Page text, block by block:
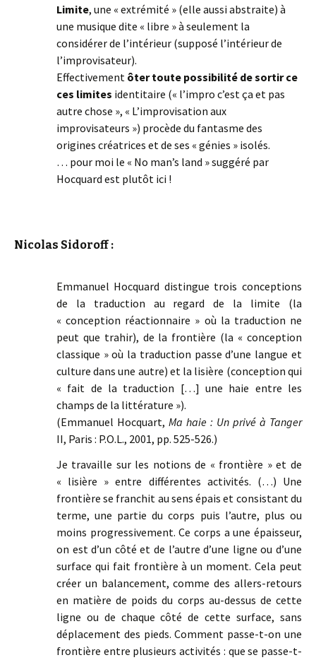
Limite, une « extrémité » (elle aussi abstraite) à
une musique dite « libre » à seulement la
considérer de l’intérieur (supposé l’intérieur de
l’improvisateur).
Effectivement ôter toute possibilité de sortir ce
ces limites identitaire (« l’impro c’est ça et pas
autre chose », « L’improvisation aux
improvisateurs ») procède du fantasme des
origines créatrices et de ses « génies » isolés.
… pour moi le « No man’s land » suggéré par
Hocquard est plutôt ici !
Nicolas Sidoroff :
Emmanuel Hocquard distingue trois conceptions
de la traduction au regard de la limite (la
« conception réactionnaire » où la traduction ne
peut que trahir), de la frontière (la « conception
classique » où la traduction passe d’une langue et
culture dans une autre) et la lisière (conception qui
« fait de la traduction […] une haie entre les
champs de la littérature »).
(Emmanuel Hocquart, Ma haie : Un privé à Tanger
II, Paris : P.O.L., 2001, pp. 525-526.)
Je travaille sur les notions de « frontière » et de
« lisière » entre différentes activités. (…) Une
frontière se franchit au sens épais et consistant du
terme, une partie du corps puis l’autre, plus ou
moins progressivement. Ce corps a une épaisseur,
on est d’un côté et de l’autre d’une ligne ou d’une
surface qui fait frontière à un moment. Cela peut
créer un balancement, comme des allers-retours
en matière de poids du corps au-dessus de cette
ligne ou de chaque côté de cette surface, sans
déplacement des pieds. Comment passe-t-on une
frontière entre plusieurs activités : que se passe-t-